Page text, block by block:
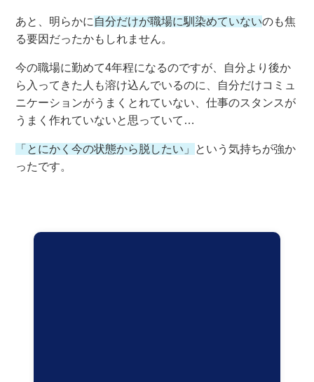
あと、明らかに 自分だけが職場に馴染めていないのも焦
る要因だったかもしれません。
今の職場に勤めて4年程になるのですが、自分より後か
ら入ってきた人も溶け込んでいるのに、自分だけコミュ
ニケーションがうまくとれていない、仕事のスタンスが
うまく作れていないと思っていて…
「とにかく今の状態から脱したい」 という気持ちが強か
ったです。